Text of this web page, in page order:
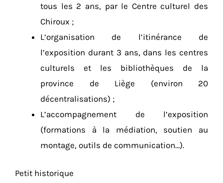
tous les 2 ans, par le Centre culturel des
Chiroux ;
L’organisation de l’itinérance de
l’exposition durant 3 ans, dans les centres
culturels et les bibliothèques de la
province de Liège (environ 20
décentralisations) ;
L’accompagnement de l’exposition
(formations à la médiation, soutien au
montage, outils de communication…).
Petit historique